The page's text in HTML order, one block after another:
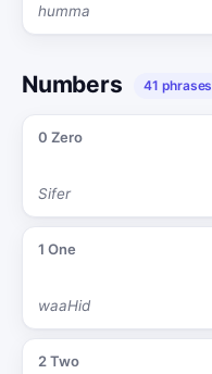
humma
Numbers 41 phrases
0 Zero
Sifer
1 One
waaHid
2 Two